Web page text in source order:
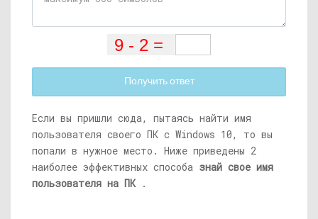
Получить ответ
Если вы пришли сюда, пытаясь найти имя
пользователя своего ПК с Windows 10, то вы
попали в нужное место. Ниже приведены 2
наиболее эффективных способа знай свое имя
пользователя на ПК.